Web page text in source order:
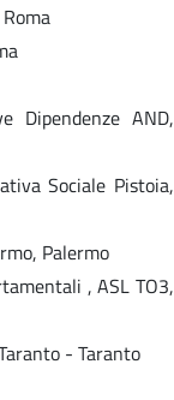
Dipendenze AND,
Sociale Pistoia,
Palermo
, ASL TO3,
- Taranto